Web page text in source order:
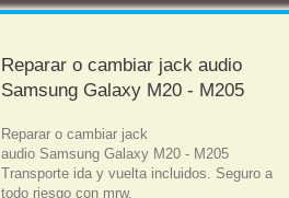
Reparar o cambiar jack audio
Samsung Galaxy M20 - M205
Reparar o cambiar jack
audio Samsung Galaxy M20 - M205
Transporte ida y vuelta incluidos. Seguro a
todo riesgo con mrw.